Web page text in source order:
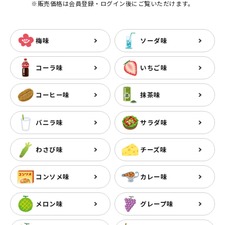
※販売価格は会員登録・ログイン後にご覧いただけます。
梅味 ソーダ味
コーラ味 いちご味
コーヒー味 抹茶味
バニラ味 サラダ味
わさび味 チーズ味
コンソメ味 カレー味
メロン味 グレープ味